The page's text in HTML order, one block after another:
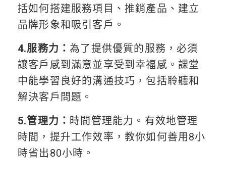
括如何搭建服務項目、推銷產品、建立
品牌形象和吸引客戶。
4.服務力：為了提供優質的服務，必須
讓客戶感到滿意並享受到幸福感。課堂
中能學習良好的溝通技巧，包括聆聽和
解決客戶問題。
5.管理力： 時間管理能力。有效地管理
時間，提升工作效率，教你如何善用8小
時省出80小時。